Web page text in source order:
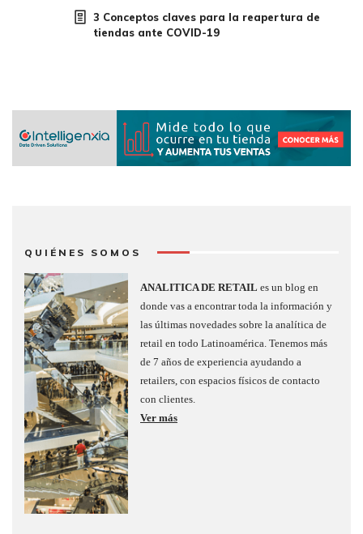
3 Conceptos claves para la reapertura de
tiendas ante COVID-19
QUIÉNES SOMOS
ANALITICA DE RETAIL es un blog en
donde vas a encontrar toda la información y
las últimas novedades sobre la analítica de
retail en todo Latinoamérica. Tenemos más
de 7 años de experiencia ayudando a
retailers, con espacios físicos de contacto
con clientes.
Ver más